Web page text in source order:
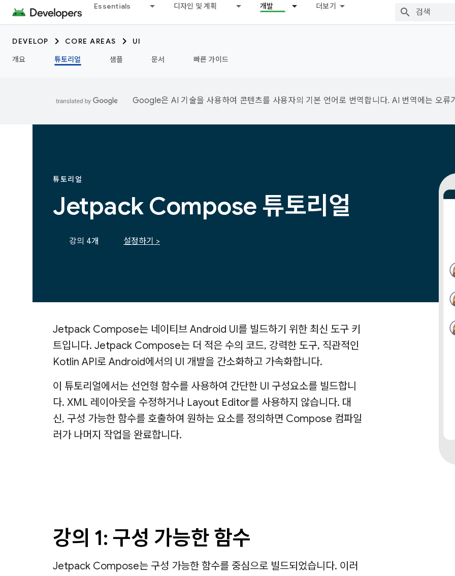
Essentials 디자인 및 계획 개발 더보기
DEVELOP CORE AREAS
UI
개요
튜토리얼 샘플 문서 빠른 가이드
Google은 AI 기술을 사용하여 콘텐츠를 사용자의 기본 언어로 번역합니다. AI 번역에는 오류
튜토리얼
Jetpack Compose 튜토리얼
강의 4개 설정하기 >
Jetpack Compose는 네이티브 Android UI를 빌드하기 위한 최신 도구 키
트입니다. Jetpack Compose는 더 적은 수의 코드, 강력한 도구, 직관적인
Kotlin API로 Android에서의 UI 개발을 간소화하고 가속화합니다.
이 튜토리얼에서는 선언형 함수를 사용하여 간단한 UI 구성요소를 빌드합니
다. XML 레이아웃을 수정하거나 Layout Editor를 사용하지 않습니다. 대
신, 구성 가능한 함수를 호출하여 원하는 요소를 정의하면 Compose 컴파일
러가 나머지 작업을 완료합니다.
강의 1: 구성 가능한 함수
Jetpack Compose는 구성 가능한 함수를 중심으로 빌드되었습니다. 이러